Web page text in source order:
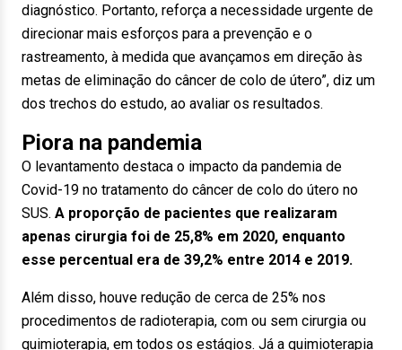
diagnóstico. Portanto, reforça a necessidade urgente de
direcionar mais esforços para a prevenção e o
rastreamento, à medida que avançamos em direção às
metas de eliminação do câncer de colo de útero”, diz um
dos trechos do estudo, ao avaliar os resultados.
Piora na pandemia
O levantamento destaca o impacto da pandemia de
Covid-19 no tratamento do câncer de colo do útero no
SUS. A proporção de pacientes que realizaram
apenas cirurgia foi de 25,8% em 2020, enquanto
esse percentual era de 39,2% entre 2014 e 2019.
Além disso, houve redução de cerca de 25% nos
procedimentos de radioterapia, com ou sem cirurgia ou
quimioterapia, em todos os estágios. Já a quimioterapia